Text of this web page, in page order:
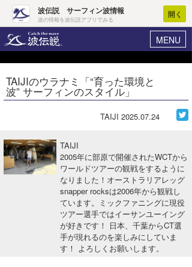
波伝説 サーフィン波情報
波の情報を波伝説アプリでみる
開く
MENU
ヘルプ マイホーム
ログイン
波情報･概況
WAVE HUNTER波予想ツール
サーフィンエリアガイド
TAIJIのウラナミ「“育った環境と
波” サーフィンのスタイル」
TAIJI 2025.07.24
TAIJI
2005年に部原で開催されたWCTから
ワールドツアーの観戦をするように
なりました！オーストラリアレッグ
snapper rocksは2006年から観戦し
ています。ミックファニングに現役
ツアー選手ではイーサンユーイング
が好きです！ 日本、千葉からCT選
手が現れるのを楽しみにしていま
す！ よろしくお願いします。
Core Surf Japan
アート＆エンタメ
ショップ情報
ショップ情報